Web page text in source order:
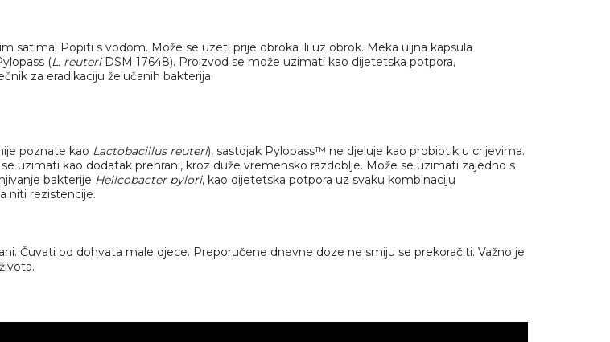
satima. Popiti s vodom. Može se uzeti prije obroka ili uz obrok. Meka uljna kapsula
(L. reuteriDSM 17648). Proizvod se može uzimati kao dijetetska potpora,
za eradikaciju želučanih bakterija.
poznate kao Lactobacillus reuteri), sastojak Pylopass™ ne djeluje kao probiotik u crijevima.
uzimati kao dodatak prehrani, kroz duže vremensko razdoblje. Može se uzimati zajedno s
bakterije Helicobacter pylori, kao dijetetska potpora uz svaku kombinaciju
niti rezistencije.
Čuvati od dohvata male djece. Preporučene dnevne doze ne smiju se prekoračiti. Važno je